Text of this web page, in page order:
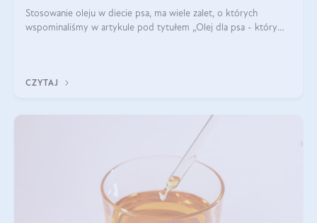
Stosowanie oleju w diecie psa, ma wiele zalet, o których
wspominaliśmy w artykule pod tytułem „Olej dla psa - który
CZYTAJ